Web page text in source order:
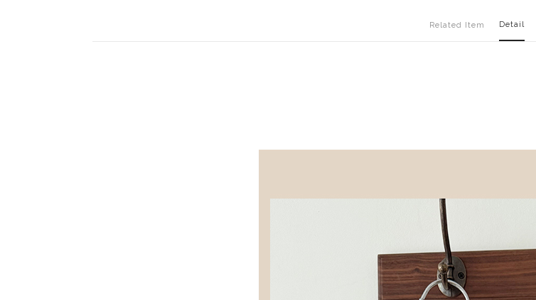
Related Item Detail